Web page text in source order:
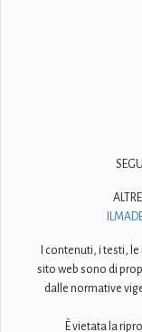
I contenuti, i testi,
sito web sono di
dalle normative
È vietata la